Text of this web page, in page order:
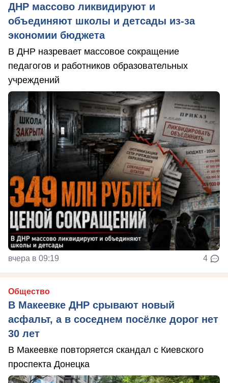
ДНР массово ликвидируют и
объединяют школы и детсады из-за
экономии бюджета
В ДНР назревает массовое сокращение
педагогов и работников образовательных
учреждений
вчера в 09:19 4
Общество
В Макеевке ДНР срывают новый
асфальт, а в соседнем посёлке дорог нет
30 лет
В Макеевке повторяется скандал с Киевского
проспекта Донецка